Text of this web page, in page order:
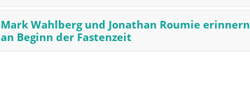
Mark Wahlberg und Jonathan Roumie erinnern
an Beginn der Fastenzeit